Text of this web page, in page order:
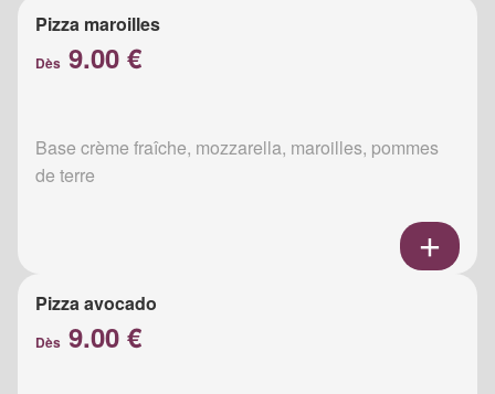
Pizza maroilles
Dès 9.00 €
Base crème fraîche, mozzarella, maroilles, pommes
de terre
Pizza avocado
Dès 9.00 €